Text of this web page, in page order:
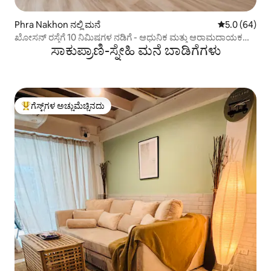
Phra Nakhon ನಲ್ಲಿ ಮನೆ 5 ರಲ್ಲಿ 5.0
5.0 (64)
ಖೋಸನ್ ರಸ್ತೆಗೆ 10 ನಿಮಿಷಗಳ ನಡಿಗೆ - ಆಧುನಿಕ ಮತ್ತು ಆರಾಮದಾಯಕ
ಸಾಕುಪ್ರಾಣಿ-ಸ್ನೇಹಿ ಮನೆ ಬಾಡಿಗೆಗಳು
ಗೆಸ್ಟ್‌ಗಳಿಗೆ ಅತಿ ಹೆಚ್ಚು ಅಚ್ಚುಮೆಚ್ಚಿನದು
ಗೆಸ್ಟ್‌ಗಳ ಅಚ್ಚುಮೆಚ್ಚಿನದು